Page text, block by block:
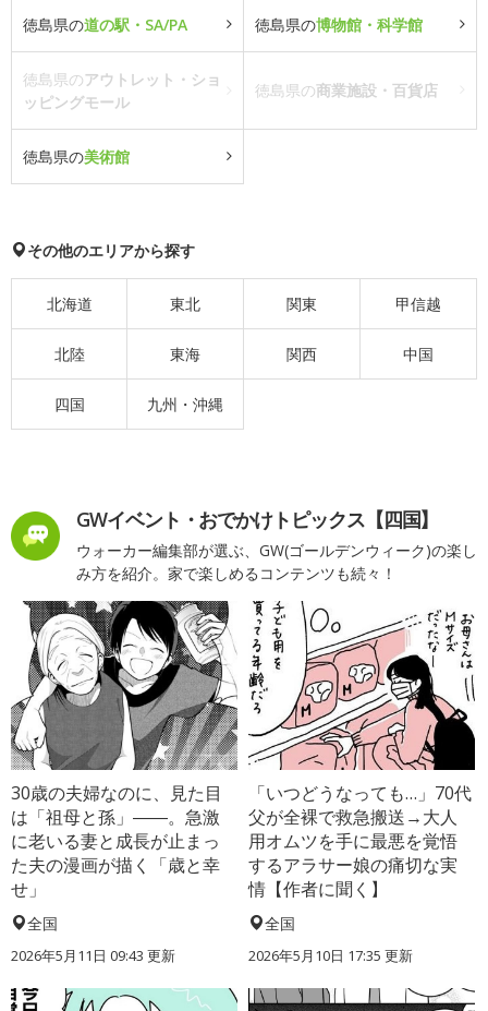
徳島県の道の駅・SA/PA 徳島県の博物館・科学館
徳島県のアウトレット・ショ
ッピングモール
徳島県の商業施設・百貨店
徳島県の美術館
その他のエリアから探す
北海道 東北 関東 甲信越
北陸 東海 関西 中国
四国 九州・沖縄
GWイベント・おでかけトピックス【四国】
ウォーカー編集部が選ぶ、GW(ゴールデンウィーク)の楽し
み方を紹介。家で楽しめるコンテンツも続々！
30歳の夫婦なのに、見た目
は「祖母と孫」――。急激
に老いる妻と成長が止まっ
た夫の漫画が描く「歳と幸
せ」
全国
2026年5月11日 09:43 更新
「いつどうなっても…」70代
父が全裸で救急搬送→大人
用オムツを手に最悪を覚悟
するアラサー娘の痛切な実
情【作者に聞く】
全国
2026年5月10日 17:35 更新